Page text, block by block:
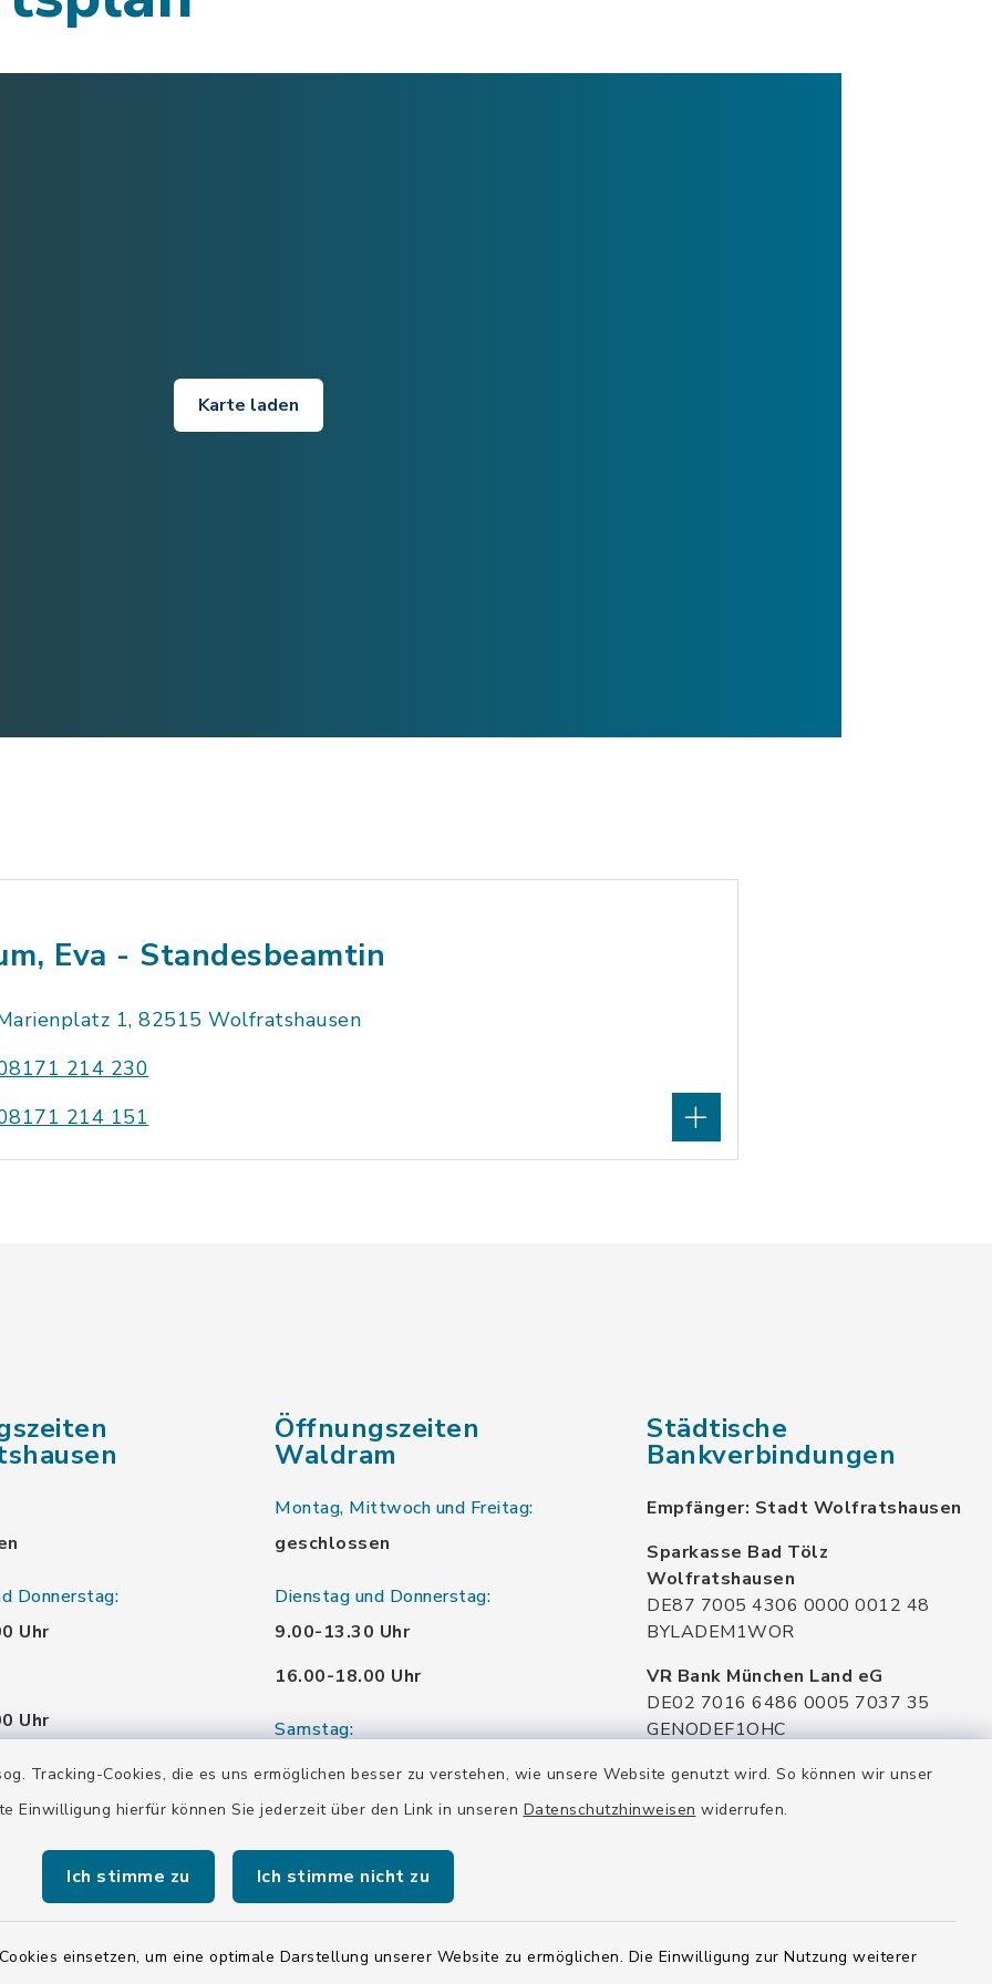
Tracking-Cookies, die es uns ermöglichen besser zu verstehen, wie unsere Website genutzt wird. So können wir unser
Einwilligung hierfür können Sie jederzeit über den Link in unseren Datenschutzhinweisen widerrufen.
Ich stimme zu Ich stimme nicht zu
einsetzen, um eine optimale Darstellung unserer Website zu ermöglichen. Die Einwilligung zur Nutzung weiterer
Karte laden
Eva - Standesbeamtin
1, 82515 Wolfratshausen
214 230
214 151
Donnerstag:
Uhr
Uhr
Uhr
Uhr
Öffnungszeiten
Waldram
Montag, Mittwoch und Freitag:
geschlossen
Dienstag und Donnerstag:
9.00-13.30 Uhr
16.00-18.00 Uhr
Samstag:
10.00-12.00 Uhr
Städtische
Bankverbindungen
Empfänger: Stadt Wolfratshausen
Sparkasse Bad Tölz
Wolfratshausen
DE87 7005 4306 0000 0012 48
BYLADEM1WOR
VR Bank München Land eG
DE02 7016 6486 0005 7037 35
GENODEF1OHC
Raiffeisenbank Isar Loisachtal eG
DE92 7016 9543 0001 0005 00
HYVEDEMMXXX